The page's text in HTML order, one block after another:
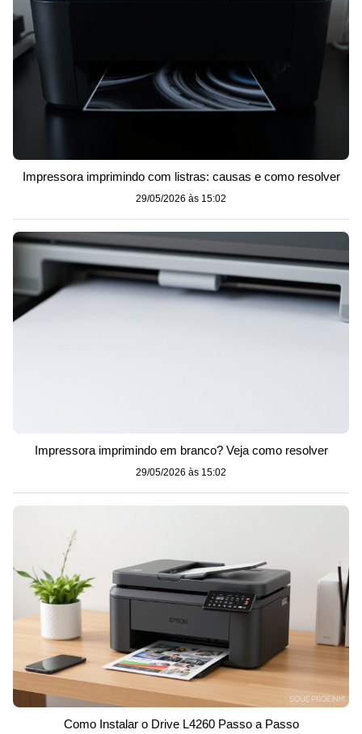
Impressora imprimindo com listras: causas e como resolver
29/05/2026 às 15:02
Impressora imprimindo em branco? Veja como resolver
29/05/2026 às 15:02
Como Instalar o Drive L4260 Passo a Passo